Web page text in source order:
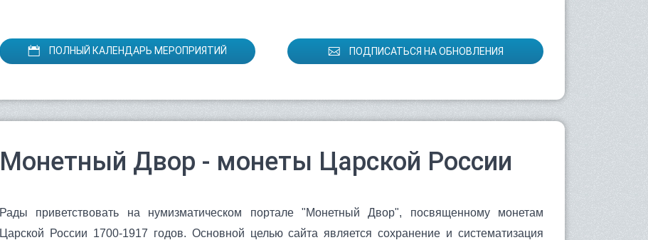
ПОЛНЫЙ КАЛЕНДАРЬ МЕРОПРИЯТИЙ ПОДПИСАТЬСЯ НА ОБНОВЛЕНИЯ
Монетный Двор - монеты Царской России
Рады приветствовать на нумизматическом портале "Монетный Двор", посвященному монетам
Царской России 1700-1917 годов. Основной целью сайта является сохранение и систематизация